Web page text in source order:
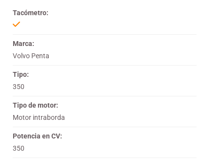
Tacómetro:
Marca:
Volvo Penta
Tipo:
350
Tipo de motor:
Motor intraborda
Potencia en CV:
350